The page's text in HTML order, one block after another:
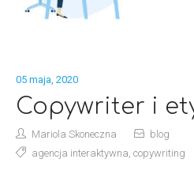
05 maja, 2020
Copywriter i
Mariola Skoneczna
blog
agencja interaktywna, copywriting